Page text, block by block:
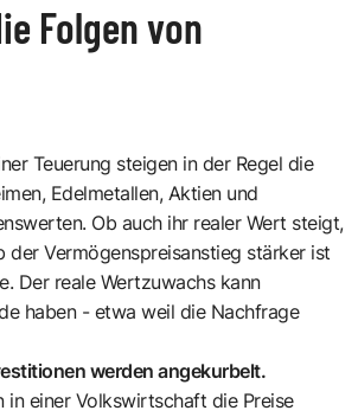
Folgen von
Teuerung steigen in der Regel die
Edelmetallen, Aktien und
Ob auch ihr realer Wert steigt,
der Vermögenspreisanstieg stärker ist
Der reale Wertzuwachs kann
haben - etwa weil die Nachfrage
werden angekurbelt.
in einer Volkswirtschaft die Preise